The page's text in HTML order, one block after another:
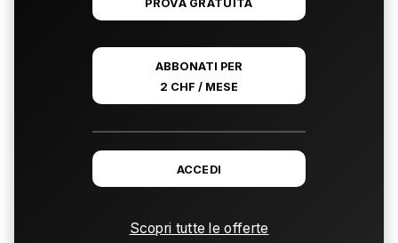
PROVA GRATUITA
ABBONATI PER
2 CHF / MESE
ACCEDI
Scopri tutte le offerte